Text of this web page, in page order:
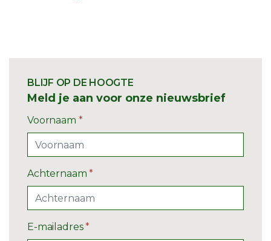
BLIJF OP DE HOOGTE
Meld je aan voor onze nieuwsbrief
Voornaam *
Achternaam*
E-mailadres*